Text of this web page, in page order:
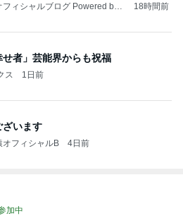
フィシャルブログ Powered by
18時間前
者」芸能界からも祝福
ス 1日前
ざいます
オフィシャルB 4日前
加中